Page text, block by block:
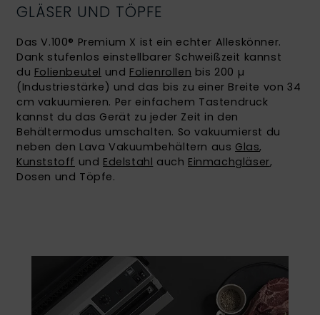
GLÄSER UND TÖPFE
Das V.100® Premium X ist ein echter Alleskönner.
Dank stufenlos einstellbarer Schweißzeit kannst
du Folienbeutel und Folienrollen bis 200 µ
(Industriestärke) und das bis zu einer Breite von 34
cm vakuumieren. Per einfachem Tastendruck
kannst du das Gerät zu jeder Zeit in den
Behältermodus umschalten. So vakuumierst du
neben den Lava Vakuumbehältern aus Glas,
Kunststoff und Edelstahl auch Einmachgläser,
Dosen und Töpfe.